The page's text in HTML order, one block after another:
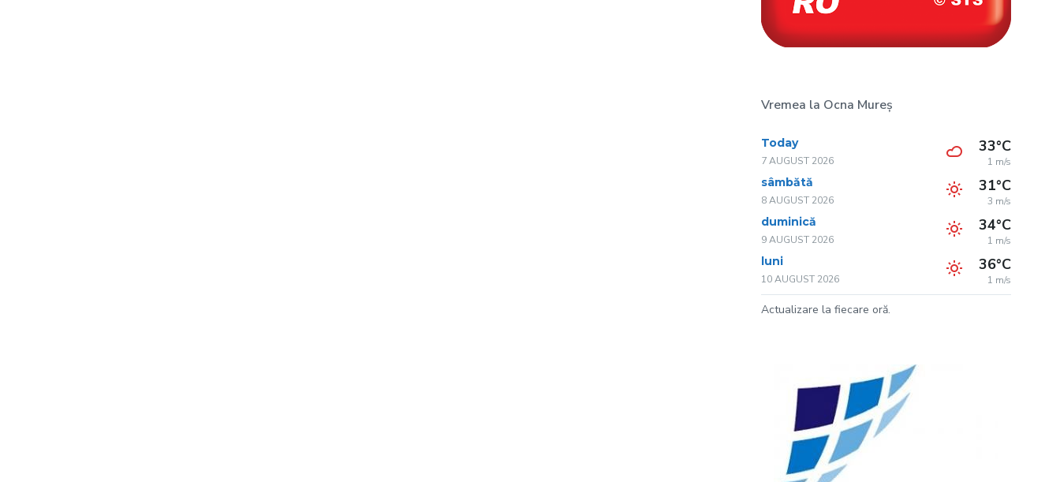
Vremea la Ocna Mureș
Today
7 AUGUST 2026
33°C
1 m/s
sâmbătă
8 AUGUST 2026
31°C
3 m/s
duminică
9 AUGUST 2026
34°C
1 m/s
luni
10 AUGUST 2026
36°C
1 m/s
Actualizare la fiecare oră.